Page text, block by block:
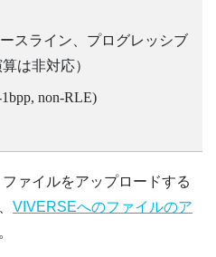
スライン、プログレッシブ
は非対応）
non-RLE)
ァイルをアップロードする
VIVERSEへのファイルのア